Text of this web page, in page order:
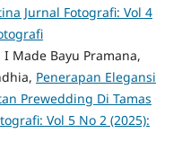
Jurnal Fotografi: Vol 4
Made Bayu Pramana,
Penerapan Elegansi
Prewedding Di Tamas
Vol 5 No 2 (2025):